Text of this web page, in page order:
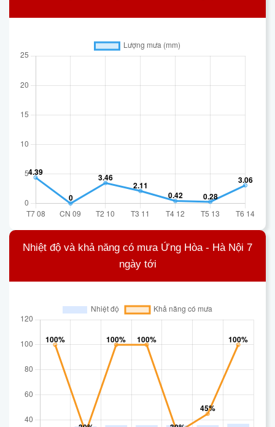
Nhiệt độ và khả năng có mưa Ứng Hòa - Hà Nội 7
ngày tới